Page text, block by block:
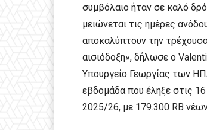
συμβόλαιο ήταν σε καλό
μειώνεται τις ημέρες
αποκαλύπτουν την
αισιόδοξη», δήλωσε ο
Υπουργείο Γεωργίας των
εβδομάδα που έληξε στις
2025/26, με 179.300 RB